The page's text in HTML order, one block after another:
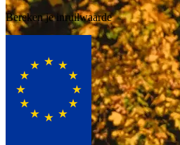
Bereken je inruilwaarde